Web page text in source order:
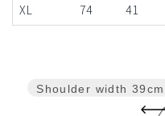
XL
74 41
Shoulder width 39cm